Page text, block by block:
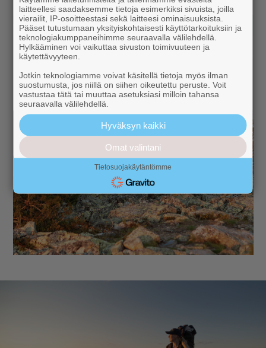
laitteellesi saadaksemme tietoja esimerkiksi sivuista, joilla
vierailit, IP-osoitteestasi sekä laitteesi ominaisuuksista.
Pääset tutustumaan yksityiskohtaisesti käyttötarkoituksiin ja
teknologiakumppaneihimme seuraavalla välilehdellä.
Hylkääminen voi vaikuttaa sivuston toimivuuteen ja
käytettävyyteen.
Jotkin teknologiamme voivat käsitellä tietoja myös ilman
suostumusta, jos niillä on siihen oikeutettu peruste. Voit
vastustaa tätä tai muuttaa asetuksiasi milloin tahansa
seuraavalla välilehdellä.
Hyväksyn kaikki
Omat valintani
Tietosuojakäytäntömme